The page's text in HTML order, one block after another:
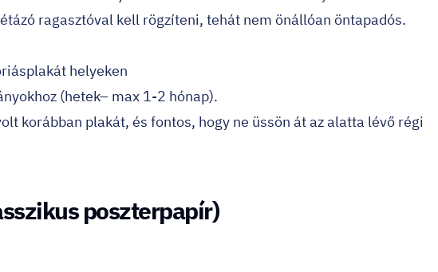
ragasztóval kell rögzíteni, tehát nem önállóan öntapadós.
helyeken
(hetek– max 1-2 hónap).
korábban plakát, és fontos, hogy ne üssön át az alatta lévő régi
poszterpapír)